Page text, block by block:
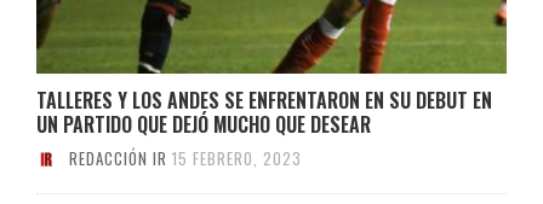
TALLERES Y LOS ANDES SE ENFRENTARON EN SU DEBUT EN
UN PARTIDO QUE DEJÓ MUCHO QUE DESEAR
REDACCIÓN IR 15 FEBRERO, 2023